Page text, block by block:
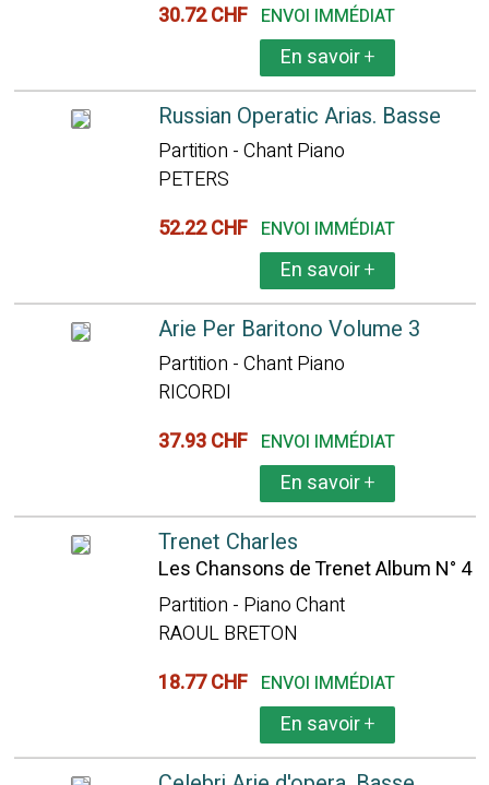
30.72 CHF ENVOI IMMÉDIAT
En savoir+
Russian Operatic Arias. Basse
Partition - Chant Piano
PETERS
52.22 CHF ENVOI IMMÉDIAT
En savoir+
Arie Per Baritono Volume 3
Partition - Chant Piano
RICORDI
37.93 CHF ENVOI IMMÉDIAT
En savoir+
Trenet Charles
Les Chansons de Trenet Album N° 4
Partition - Piano Chant
RAOUL BRETON
18.77 CHF ENVOI IMMÉDIAT
En savoir+